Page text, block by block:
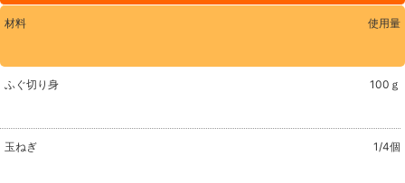
材料 使用量
ふぐ切り身 100ｇ
玉ねぎ 1/4個